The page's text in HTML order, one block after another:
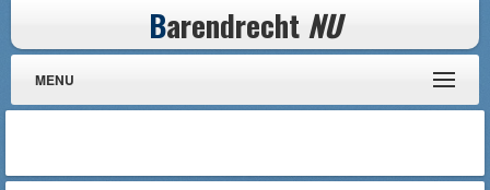
Barendrecht NU
MENU